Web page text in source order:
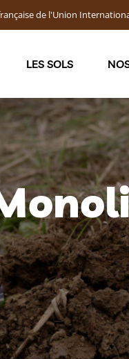
de l'Union
LES SOLS